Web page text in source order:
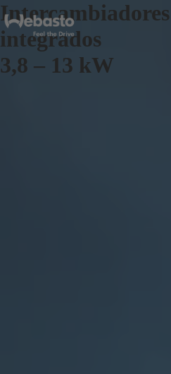
integrados
3,8 – 13 kW